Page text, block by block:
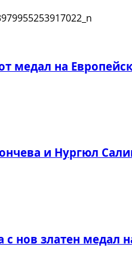
медал на
и Нургюл
нов златен медал